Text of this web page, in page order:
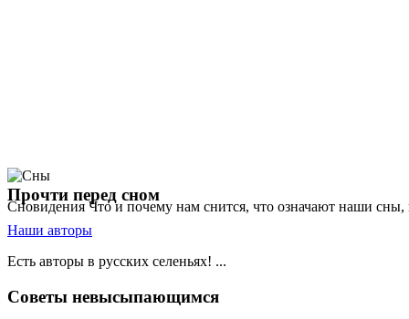
Сновидения Что и почему нам снится, что означают наши
Прочти перед сном
Наши авторы
Есть авторы в русских селеньях! ...
Советы невысыпающимся